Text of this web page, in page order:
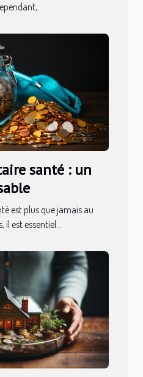
santé : un
est plus que jamais au
il est essentiel...